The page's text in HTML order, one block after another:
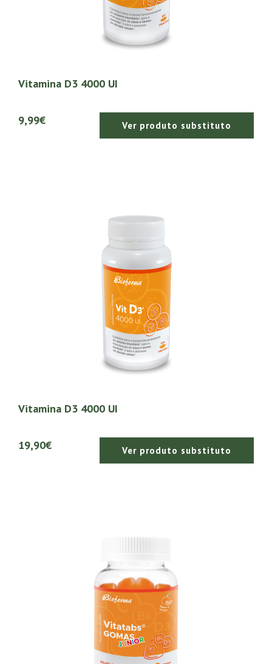
Vitamina D3 4000 UI
9,99€ Ver produto substituto
Vitamina D3 4000 UI
19,90€ Ver produto substituto